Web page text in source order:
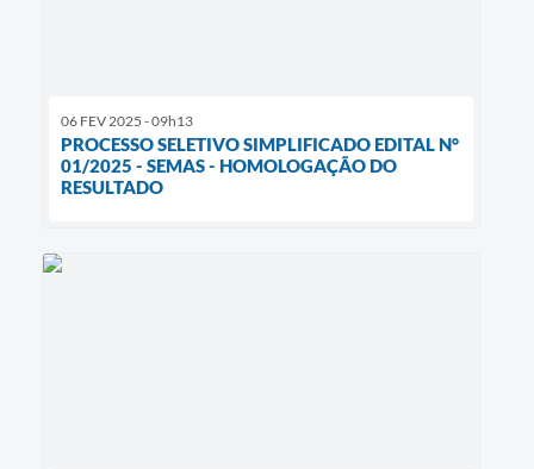
06 FEV 2025 - 09h13
PROCESSO SELETIVO SIMPLIFICADO EDITAL N°
01/2025 - SEMAS - HOMOLOGAÇÃO DO
RESULTADO